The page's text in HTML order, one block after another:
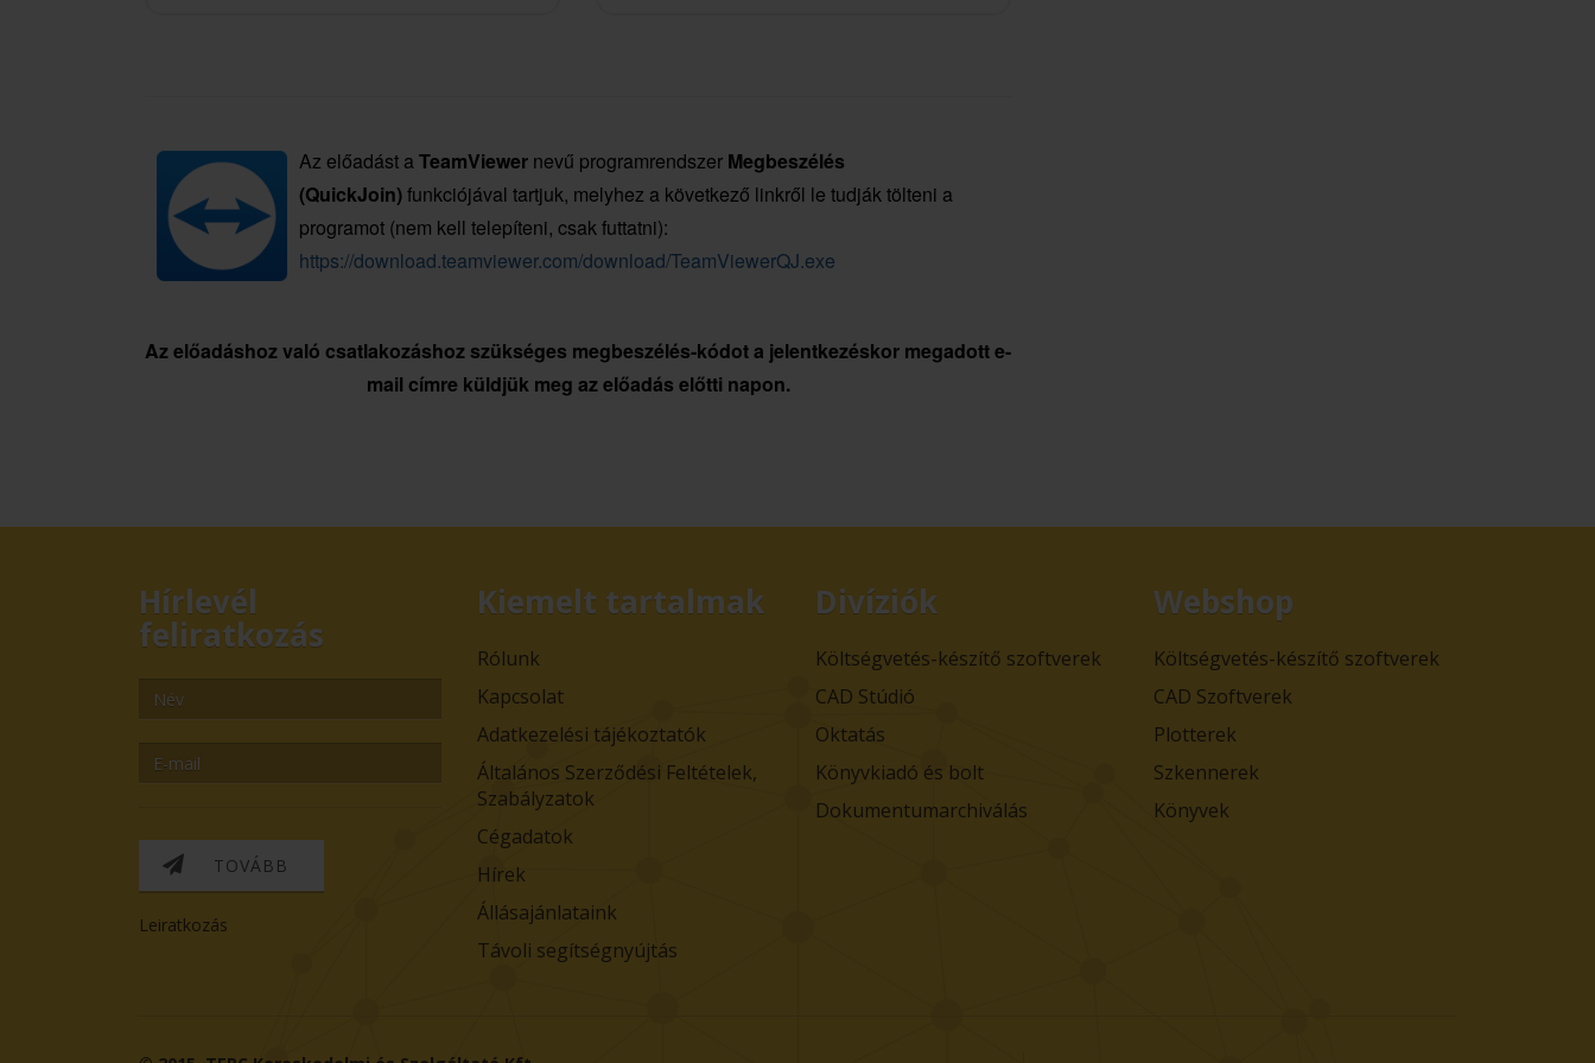
Az előadást aTeamViewernevű programrendszer Megbeszélés
(QuickJoin)funkciójával tartjuk, melyhez a következő linkről le tudják tölteni a
programot (nem kell telepíteni, csak futtatni):
https://download.teamviewer.com/download/TeamViewerQJ.exe
Az előadáshoz való csatlakozáshoz szükséges megbeszélés-kódot a jelentkezéskor megadott e-
mail címre küldjük meg az előadás előtti napon.
Hírlevél
feliratkozás
TOVÁBB
Leiratkozás
Kiemelt tartalmak
Rólunk
Kapcsolat
Adatkezelési tájékoztatók
Általános Szerződési Feltételek,
Szabályzatok
Cégadatok
Hírek
Állásajánlataink
Távoli segítségnyújtás
Divíziók
Költségvetés-készítő szoftverek
CAD Stúdió
Oktatás
Könyvkiadó és bolt
Dokumentumarchiválás
Webshop
Költségvetés-készítő szoftverek
CAD Szoftverek
Plotterek
Szkennerek
Könyvek